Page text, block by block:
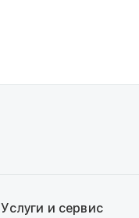
Услуги и сервис